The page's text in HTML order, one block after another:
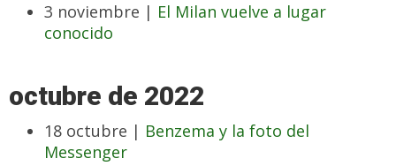
3 noviembre | El Milan vuelve a lugar
conocido
octubre de 2022
18 octubre | Benzema y la foto del
Messenger